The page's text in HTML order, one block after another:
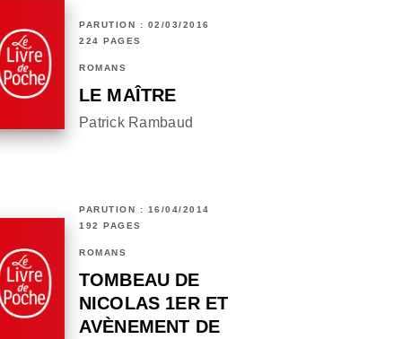
PARUTION : 02/03/2016
224 PAGES
ROMANS
LE MAÎTRE
Patrick Rambaud
PARUTION : 16/04/2014
192 PAGES
ROMANS
TOMBEAU DE
NICOLAS 1ER ET
AVÈNEMENT DE